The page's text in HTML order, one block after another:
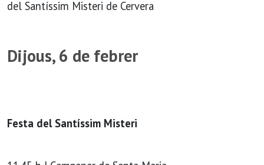
del Santíssim Misteri de Cervera
Dijous, 6 de febrer
Festa del Santíssim Misteri